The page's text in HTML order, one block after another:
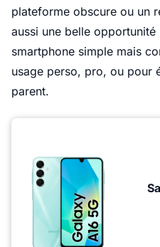
plateforme obscure ou un
aussi une belle
smartphone simple mais
usage perso, pro, ou pour
parent.